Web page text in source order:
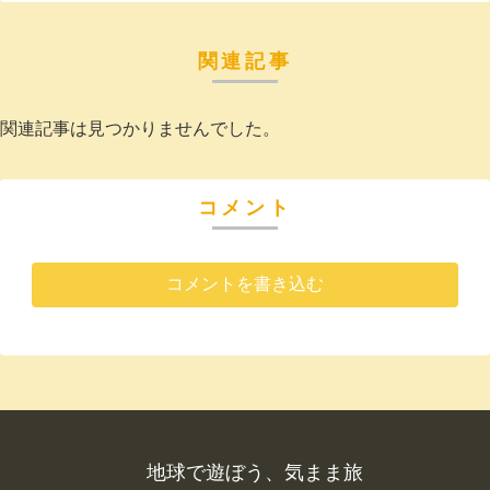
関連記事
関連記事は見つかりませんでした。
コメント
コメントを書き込む
地球で遊ぼう、気まま旅